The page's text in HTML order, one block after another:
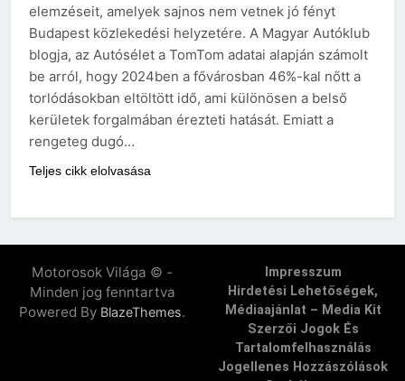
elemzéseit, amelyek sajnos nem vetnek jó fényt
Budapest közlekedési helyzetére. A Magyar Autóklub
blogja, az Autósélet a TomTom adatai alapján számolt
be arról, hogy 2024ben a fővárosban 46%-kal nőtt a
torlódásokban eltöltött idő, ami különösen a belső
kerületek forgalmában érezteti hatását. Emiatt a
rengeteg dugó…
Teljes cikk elolvasása
Motorosok Világa © -
Minden jog fenntartva
Powered By BlazeThemes.
Impresszum
Hirdetési Lehetőségek,
Médiaajánlat – Media Kit
Szerzői Jogok És
Tartalomfelhasználás
Jogellenes Hozzászólások